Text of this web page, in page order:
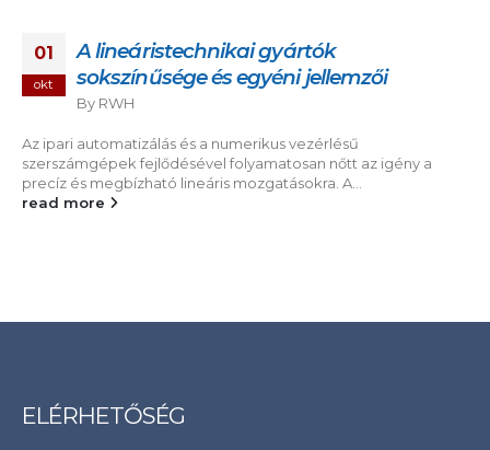
01
okt
A lineáristechnikai gyártók
sokszínűsége és egyéni jellemzői
By RWH
Az ipari automatizálás és a numerikus vezérlésű
szerszámgépek fejlődésével folyamatosan nőtt az igény a
precíz és megbízható lineáris mozgatásokra. A...
read more
ELÉRHETŐSÉG